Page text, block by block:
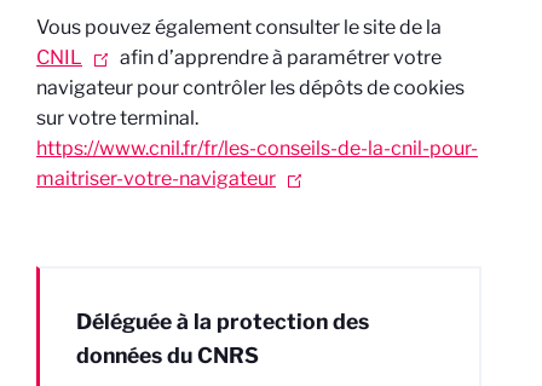
Vous pouvez également consulter le site de la
CNIL
afin d’apprendre à paramétrer votre
navigateur pour contrôler les dépôts de cookies
sur votre terminal.
https://www.cnil.fr/fr/les-conseils-de-la-cnil-pour-
maitriser-votre-navigateur
Déléguée à la protection des
données du CNRS